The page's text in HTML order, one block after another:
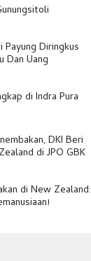
Diringkus
Dan Uang
di Indra Pura
DKI Beri
di JPO GBK
di New Zealand: